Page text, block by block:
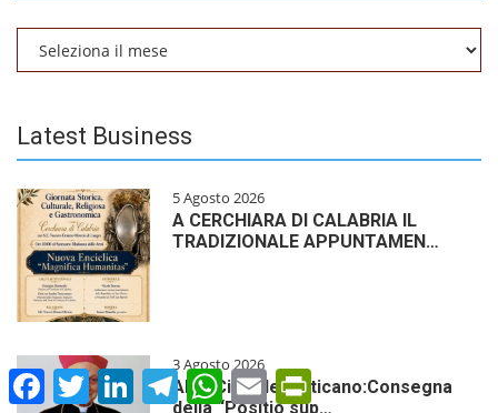
FacebookTwitter LinkedInTelegramWhatsApp
Email PrintFriendly
Latest Business
5 Agosto 2026
A CERCHIARA DI CALABRIA IL
TRADIZIONALE APPUNTAMEN…
3 Agosto 2026
ANS-Città del Vaticano:Consegna
della “Positio sup…